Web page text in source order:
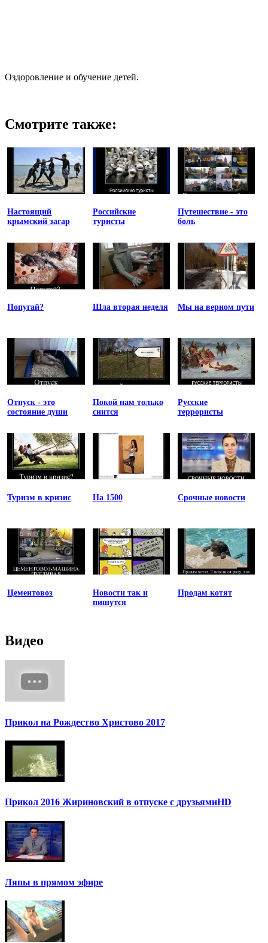
Оздоровление и обучение детей.
Смотрите также:
Настоящий
крымский загар
Российские
туристы
Путешествие - это
боль
Попугай? Шла вторая неделя Мы на верном пути
Отпуск - это
состояние души
Покой нам только
снится
Русские
террористы
Туризм в кризис На 1500 Срочные новости
Цементовоз
Новости так и
пишутся
Продам котят
Видео
Прикол на Рождество Христово 2017
Прикол 2016 Жириновский в отпуске с друзьямиHD
Ляпы в прямом эфире